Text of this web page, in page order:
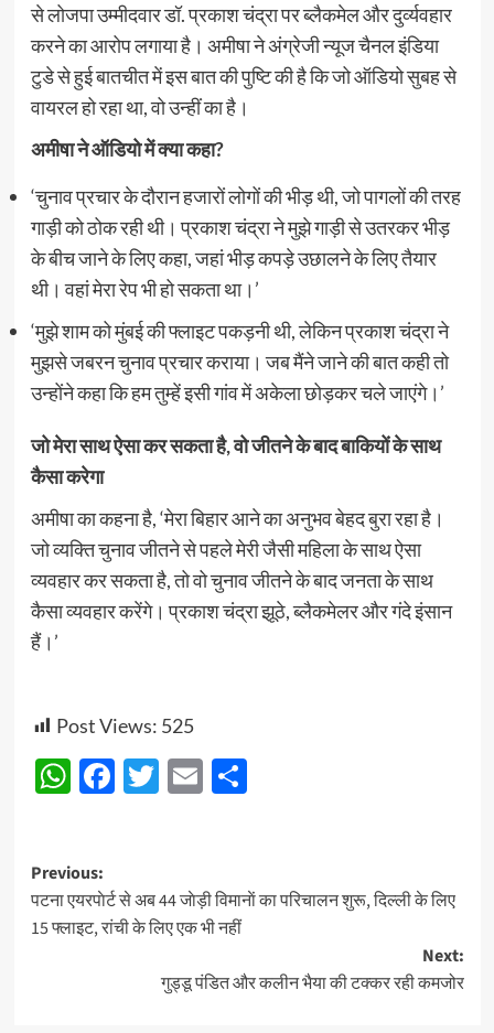
से लोजपा उम्मीदवार डॉ. प्रकाश चंद्रा पर ब्लैकमेल और दुर्व्यवहार
करने का आरोप लगाया है। अमीषा ने अंग्रेजी न्यूज चैनल इंडिया
टुडे से हुई बातचीत में इस बात की पुष्टि की है कि जो ऑडियो सुबह से
वायरल हो रहा था, वो उन्हीं का है।
अमीषा ने ऑडियो में क्या कहा?
‘चुनाव प्रचार के दौरान हजारों लोगों की भीड़ थी, जो पागलों की तरह
गाड़ी को ठोक रही थी। प्रकाश चंद्रा ने मुझे गाड़ी से उतरकर भीड़
के बीच जाने के लिए कहा, जहां भीड़ कपड़े उछालने के लिए तैयार
थी। वहां मेरा रेप भी हो सकता था।’
‘मुझे शाम को मुंबई की फ्लाइट पकड़नी थी, लेकिन प्रकाश चंद्रा ने
मुझसे जबरन चुनाव प्रचार कराया। जब मैंने जाने की बात कही तो
उन्होंने कहा कि हम तुम्हें इसी गांव में अकेला छोड़कर चले जाएंगे।’
जो मेरा साथ ऐसा कर सकता है, वो जीतने के बाद बाकियों के साथ
कैसा करेगा
अमीषा का कहना है, ‘मेरा बिहार आने का अनुभव बेहद बुरा रहा है।
जो व्यक्ति चुनाव जीतने से पहले मेरी जैसी महिला के साथ ऐसा
व्यवहार कर सकता है, तो वो चुनाव जीतने के बाद जनता के साथ
कैसा व्यवहार करेंगे। प्रकाश चंद्रा झूठे, ब्लैकमेलर और गंदे इंसान
हैं।’
Post Views: 525
WhatsApp
Facebook
Twitter
EmailShare
Post
navigation
Previous:
पटना एयरपाेर्ट से अब 44 जाेड़ी विमानाें का परिचालन शुरू, दिल्ली के लिए
15 फ्लाइट, रांची के लिए एक भी नहीं
Next:
गुड्डू पंडित और कलीन भैया की टक्कर रही कमजोर